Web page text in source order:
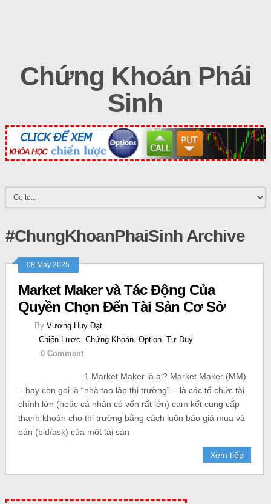
Chứng Khoán Phái
Sinh
#ChungKhoanPhaiSinh Archive
08 May 2025
Market Maker và Tác Động Của
Quyền Chọn Đến Tài Sản Cơ Sở
By Vương Huy Đạt
Chiến Lược Chứng Khoán, Option, Tư Duy
0 Comment
1 Market Maker là ai? Market Maker (MM)
– hay còn gọi là “nhà tạo lập thị trường” – là các tổ chức tài
chính lớn (hoặc cá nhân có vốn rất lớn) cam kết cung cấp
thanh khoản cho thị trường bằng cách luôn báo giá mua và
bán (bid/ask) của một tài sản
Xem tiếp